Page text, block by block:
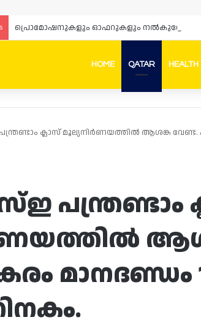
HOME QATAR HEALTH
ക്ലാസ് മൂല്യനിർണയത്തിൽ ആശങ്ക വേണ്ട.
പന്ത്രണ്ടാം
മാനദണ്ഡം